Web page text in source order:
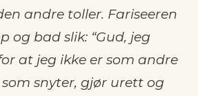
andre toller. Fariseeren
og bad slik: “Gud, jeg
at jeg ikke er som andre
snyter, gjør urett og